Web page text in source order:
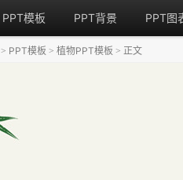
PPT模板 PPT背景 PPT图
> PPT模板 > 植物PPT模板 > 正文